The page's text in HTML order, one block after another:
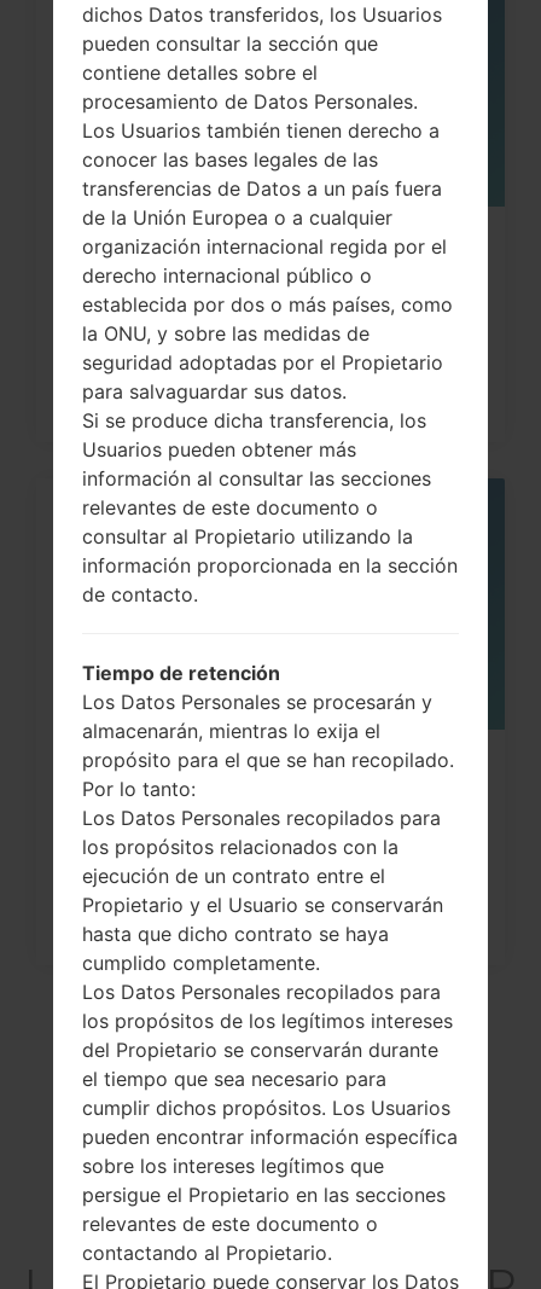
¿Cómo restablecer datos de fábrica
a través del código...
¿Cómo restablecer datos de fábrica
a través del menú...
El vídeo
dichos Datos transferidos, los Usuarios
pueden consultar la sección que
contiene detalles sobre el
procesamiento de Datos Personales.
Los Usuarios también tienen derecho a
conocer las bases legales de las
transferencias de Datos a un país fuera
de la Unión Europea o a cualquier
organización internacional regida por el
derecho internacional público o
establecida por dos o más países, como
la ONU, y sobre las medidas de
seguridad adoptadas por el Propietario
para salvaguardar sus datos.
Si se produce dicha transferencia, los
Usuarios pueden obtener más
información al consultar las secciones
relevantes de este documento o
consultar al Propietario utilizando la
información proporcionada en la sección
de contacto.
Tiempo de retención
Los Datos Personales se procesarán y
almacenarán, mientras lo exija el
propósito para el que se han recopilado.
Por lo tanto:
Los Datos Personales recopilados para
los propósitos relacionados con la
ejecución de un contrato entre el
Propietario y el Usuario se conservarán
hasta que dicho contrato se haya
cumplido completamente.
Los Datos Personales recopilados para
los propósitos de los legítimos intereses
del Propietario se conservarán durante
el tiempo que sea necesario para
cumplir dichos propósitos. Los Usuarios
pueden encontrar información específica
sobre los intereses legítimos que
persigue el Propietario en las secciones
relevantes de este documento o
contactando al Propietario.
El Propietario puede conservar los Datos